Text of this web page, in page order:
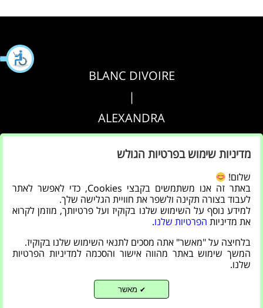
BLANC DIVOIRE
|
ALEXANDRA
|
AGRIPPA
הצהרת נגישות
|
מדיניות פרטיות
מדיניות שימוש בפרטיות הגולש
שלום!
באתר זה אנו משתמשים בקבצי Cookies, כדי לאפשר לאתר
לעבוד בצורה תקינה ולשפר את חוויית הגלישה שלך.
למידע נוסף על השימוש שלנו בקוקיז ועל פרטיותך, מוזמן לקרוא
את מדיניות הפרטיות שלנו.
בלחיצה על "מאשר" אתה מסכים לתנאי השימוש שלנו בקוקיז.
המשך שימוש באתר מהווה אישור והסכמה למדיניות הפרטיות
שלנו.
✔ מאשר